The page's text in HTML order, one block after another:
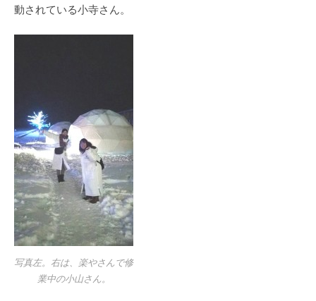
動されている小寺さん。
写真左。右は、楽やさんで修
業中の小山さん。